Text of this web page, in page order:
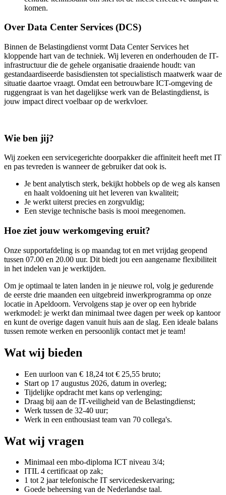
komen.
Over Data Center Services (DCS)
Binnen de Belastingdienst vormt Data Center Services het
kloppende hart van de techniek. Wij leveren en onderhouden de IT-
infrastructuur die de gehele organisatie draaiende houdt: van
gestandaardiseerde basisdiensten tot specialistisch maatwerk waar de
situatie daartoe vraagt. Omdat een betrouwbare ICT-omgeving de
ruggengraat is van het dagelijkse werk van de Belastingdienst, is
jouw impact direct voelbaar op de werkvloer.
Wie ben jij?
Wij zoeken een servicegerichte doorpakker die affiniteit heeft met IT
en pas tevreden is wanneer de gebruiker dat ook is.
Je bent analytisch sterk, bekijkt hobbels op de weg als kansen
en haalt voldoening uit het leveren van kwaliteit;
Je werkt uiterst precies en zorgvuldig;
Een stevige technische basis is mooi meegenomen.
Hoe ziet jouw werkomgeving eruit?
Onze supportafdeling is op maandag tot en met vrijdag geopend
tussen 07.00 en 20.00 uur. Dit biedt jou een aangename flexibiliteit
in het indelen van je werktijden.
Om je optimaal te laten landen in je nieuwe rol, volg je gedurende
de eerste drie maanden een uitgebreid inwerkprogramma op onze
locatie in Apeldoorn. Vervolgens stap je over op een hybride
werkmodel: je werkt dan minimaal twee dagen per week op kantoor
en kunt de overige dagen vanuit huis aan de slag. Een ideale balans
tussen remote werken en persoonlijk contact met je team!
Wat wij bieden
Een uurloon van € 18,24 tot € 25,55 bruto;
Start op 17 augustus 2026, datum in overleg;
Tijdelijke opdracht met kans op verlenging;
Draag bij aan de IT-veiligheid van de Belastingdienst;
Werk tussen de 32-40 uur;
Werk in een enthousiast team van 70 collega's.
Wat wij vragen
Minimaal een mbo-diploma ICT niveau 3/4;
ITIL 4 certificaat op zak;
1 tot 2 jaar telefonische IT servicedeskervaring;
Goede beheersing van de Nederlandse taal.